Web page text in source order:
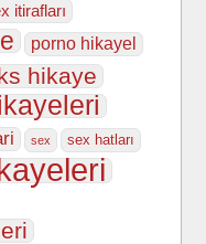
itirafları
porno hikayel
hikaye
sex sex hatları